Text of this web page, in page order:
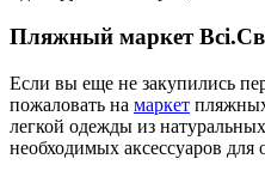
Пляжный маркет
Если вы еще не закупились
пожаловать на маркет
легкой одежды из
необходимых аксессуаров для